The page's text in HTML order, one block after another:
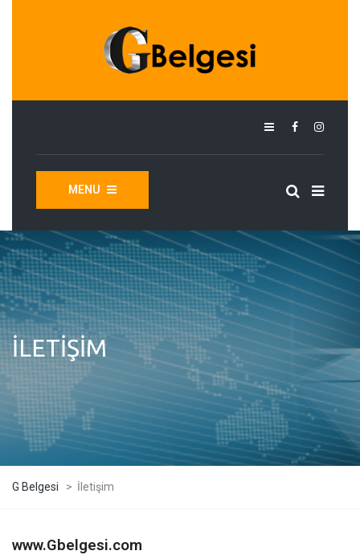
MENU
İLETIŞIM
G Belgesi > İletişim
www.Gbelgesi.com